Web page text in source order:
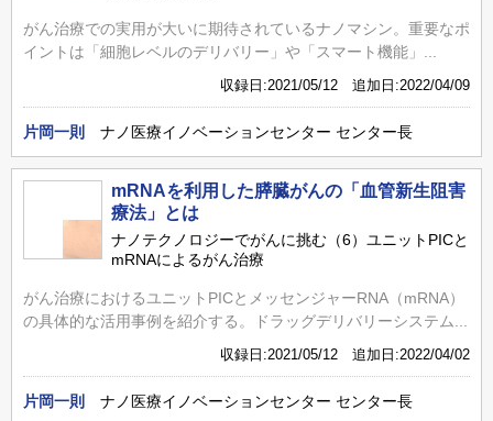
がん治療での実用が大いに期待されているナノマシン。重要なポ
イントは「細胞レベルのデリバリー」や「スマート機能」...
収録日:2021/05/12 追加日:2022/04/09
片岡一則 ナノ医療イノベーションセンター センター長
mRNAを利用した膵臓がんの「血管新生阻害
療法」とは
ナノテクノロジーでがんに挑む（6）ユニットPICと
mRNAによるがん治療
がん治療におけるユニットPICとメッセンジャーRNA（mRNA）
の具体的な活用事例を紹介する。ドラッグデリバリーシステム...
収録日:2021/05/12 追加日:2022/04/02
片岡一則 ナノ医療イノベーションセンター センター長